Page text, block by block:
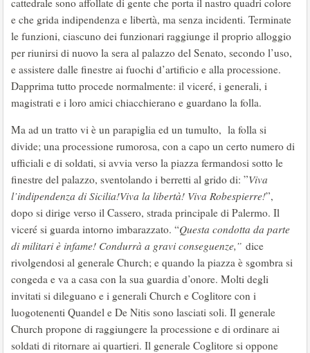
cattedrale sono affollate di gente che porta il nastro quadri colore
e che grida indipendenza e libertà, ma senza incidenti. Terminate
le funzioni, ciascuno dei funzionari raggiunge il proprio alloggio
per riunirsi di nuovo la sera al palazzo del Senato, secondo l’uso,
e assistere dalle finestre ai fuochi d’artificio e alla processione.
Dapprima tutto procede normalmente: il viceré, i generali, i
magistrati e i loro amici chiacchierano e guardano la folla.
Ma ad un tratto vi è un parapiglia ed un tumulto, la folla si
divide; una processione rumorosa, con a capo un certo numero di
ufficiali e di soldati, si avvia verso la piazza fermandosi sotto le
finestre del palazzo, sventolando i berretti al grido di: ”Viva
l’indipendenza di Sicilia!Viva la libertà! Viva Robespierre!”,
dopo si dirige verso il Cassero, strada principale di Palermo. Il
viceré si guarda intorno imbarazzato. “Questa condotta da parte
di militari è infame! Condurrà a gravi conseguenze,” dice
rivolgendosi al generale Church; e quando la piazza è sgombra si
congeda e va a casa con la sua guardia d’onore. Molti degli
invitati si dileguano e i generali Church e Coglitore con i
luogotenenti Quandel e De Nitis sono lasciati soli. Il generale
Church propone di raggiungere la processione e di ordinare ai
soldati di ritornare ai quartieri. Il generale Coglitore si oppone